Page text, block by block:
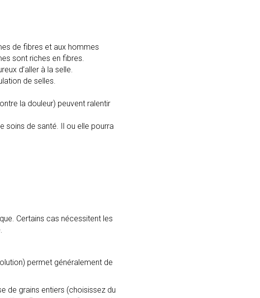
de fibres et aux hommes
sont riches en fibres.
d’aller à la selle.
de selles.
la douleur) peuvent ralentir
soins de santé. Il ou elle pourra
Certains cas nécessitent les
permet généralement de
de grains entiers (choisissez du